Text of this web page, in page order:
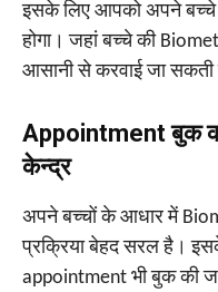
इसके लिए आपको अपने बच्चे
होगा। जहां बच्चे की
आसानी से करवाई जा सकती
Appointment बुक
केन्द्र
अपने बच्चों के आधार में
प्रक्रिया बेहद सरल है।
appointment भी बुक की